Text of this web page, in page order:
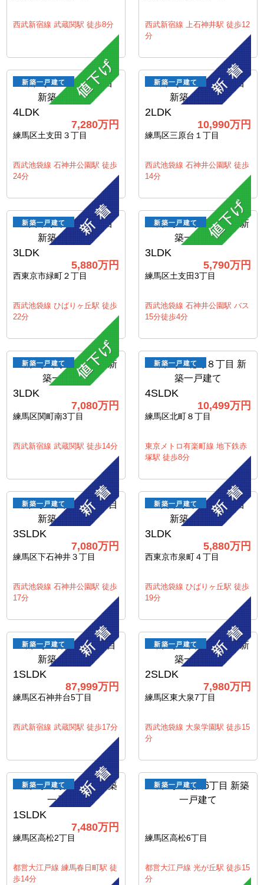
西武新宿線 武蔵関駅 徒歩8分
西武新宿線 上石神井駅 徒歩12
分
新築一戸建て
4LDK
7,280万円
練馬区土支田３丁目
西武池袋線 石神井公園駅 徒歩
24分
新築一戸建て
2LDK
10,990万円
練馬区三原台１丁目
西武池袋線 石神井公園駅 徒歩
14分
新築一戸建て
3LDK
5,880万円
西東京市緑町２丁目
西武池袋線 ひばりヶ丘駅 徒歩
22分
新築一戸建て
3LDK
5,790万円
練馬区土支田3丁目
西武池袋線 石神井公園駅 バス
15分徒歩4分
新築一戸建て
3LDK
7,080万円
練馬区関町南3丁目
西武新宿線 武蔵関駅 徒歩14分
新築一戸建て
4SLDK
10,499万円
練馬区北町８丁目
東京メトロ有楽町線 地下鉄赤
塚駅 徒歩8分
新築一戸建て
3SLDK
7,080万円
練馬区下石神井３丁目
西武池袋線 石神井公園駅 徒歩
17分
新築一戸建て
3LDK
5,880万円
西東京市泉町４丁目
西武池袋線 ひばりヶ丘駅 徒歩
19分
新築一戸建て
1SLDK
87,999万円
練馬区石神井台5丁目
西武新宿線 武蔵関駅 徒歩17分
新築一戸建て
2SLDK
7,980万円
練馬区東大泉7丁目
西武池袋線 大泉学園駅 徒歩15
分
新築一戸建て
1SLDK
7,480万円
練馬区高松2丁目
都営大江戸線 練馬春日町駅 徒
歩14分
新築一戸建て
練馬区高松6丁目
都営大江戸線 光が丘駅 徒歩15
分